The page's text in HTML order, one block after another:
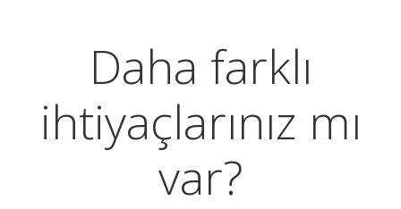
Daha farklı
ihtiyaçlarınız mı
var?